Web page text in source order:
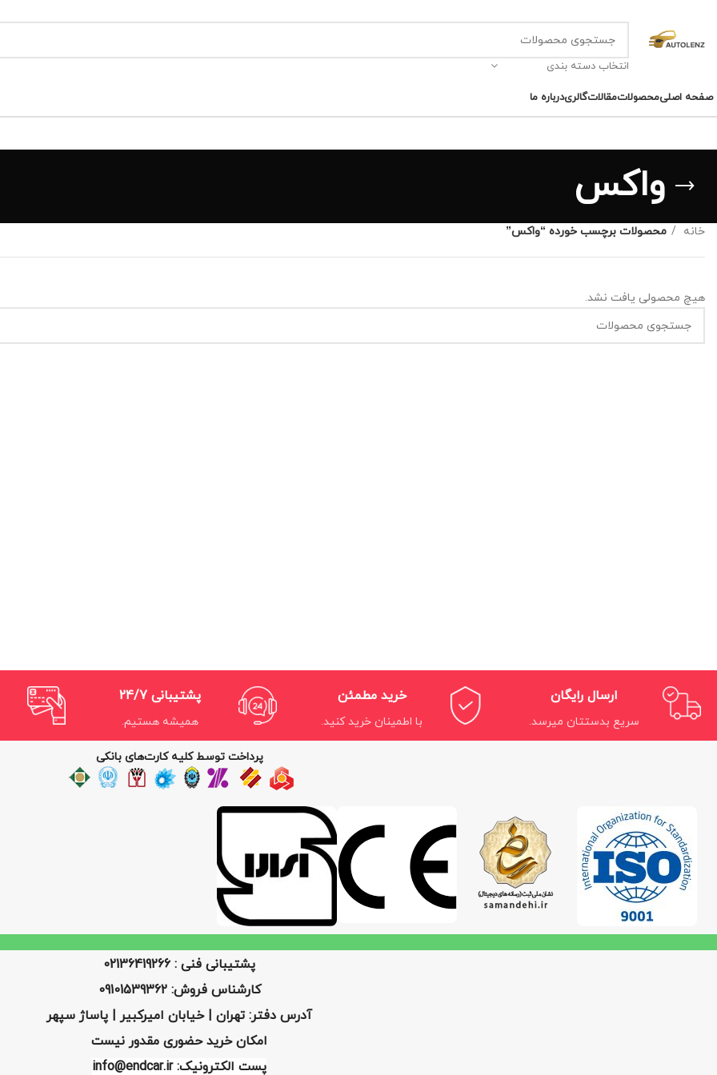
انتخاب دسته بندی
صفحه اصلیمحصولاتمقالاتگالریدرباره ما
واکس
خانه محصولات برچسب خورده “واکس”
هیچ محصولی یافت نشد.
ارسال رایگان
سریع بدستتان میرسد.
خرید مطمئن
با اطمینان خرید کنید.
پشتیبانی 24/7
همیشه هستیم.
پرداخت توسط کلیه کارت‌های بانکی
پشتیبانی فنی : 02136419266
کارشناس فروش: 09101539362
آدرس دفتر: تهران | خیابان امیرکبیر | پاساژ سپهر
امکان خرید حضوری مقدور نیست
پست الکترونیک: info@endcar.ir